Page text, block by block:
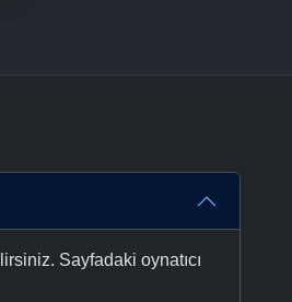
Sayfadaki oynatıcı